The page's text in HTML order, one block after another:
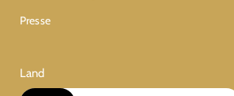
Presse
Land